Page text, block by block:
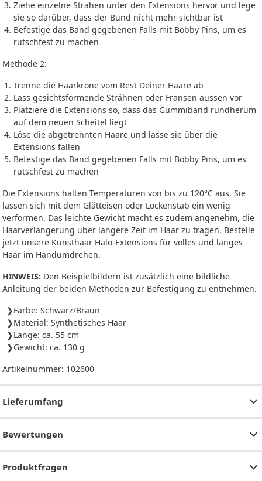
Ziehe einzelne Strähen unter den Extensions hervor und lege
sie so darüber, dass der Bund nicht mehr sichtbar ist
Befestige das Band gegebenen Falls mit Bobby Pins, um es
rutschfest zu machen
Methode 2:
Trenne die Haarkrone vom Rest Deiner Haare ab
Lass gesichtsformende Strähnen oder Fransen aussen vor
Platziere die Extensions so, dass das Gummiband rundherum
auf dem neuen Scheitel liegt
Löse die abgetrennten Haare und lasse sie über die
Extensions fallen
Befestige das Band gegebenen Falls mit Bobby Pins, um es
rutschfest zu machen
Die Extensions halten Temperaturen von bis zu 120°C aus. Sie
lassen sich mit dem Glätteisen oder Lockenstab ein wenig
verformen. Das leichte Gewicht macht es zudem angenehm, die
Haarverlängerung über längere Zeit im Haar zu tragen. Bestelle
jetzt unsere Kunsthaar Halo-Extensions für volles und langes
Haar im Handumdrehen.
HINWEIS: Den Beispielbildern ist zusätzlich eine bildliche
Anleitung der beiden Methoden zur Befestigung zu entnehmen.
Farbe: Schwarz/Braun
Material: Synthetisches Haar
Länge: ca. 55 cm
Gewicht: ca. 130 g
Artikelnummer: 102600
Lieferumfang
Bewertungen
Produktfragen